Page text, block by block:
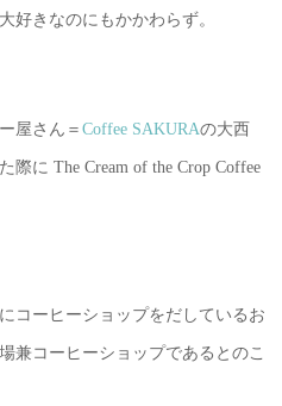
好きなのにもかかわらず。
屋さん＝ Coffee SAKURAの大西
際に The Cream of the Crop Coffee
コーヒーショップをだしているお
兼コーヒーショップであるとのこ